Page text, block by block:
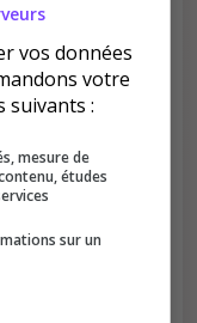
Valheim
?
dans le
vos données
votre
suivants :
mesure de
études
sur un